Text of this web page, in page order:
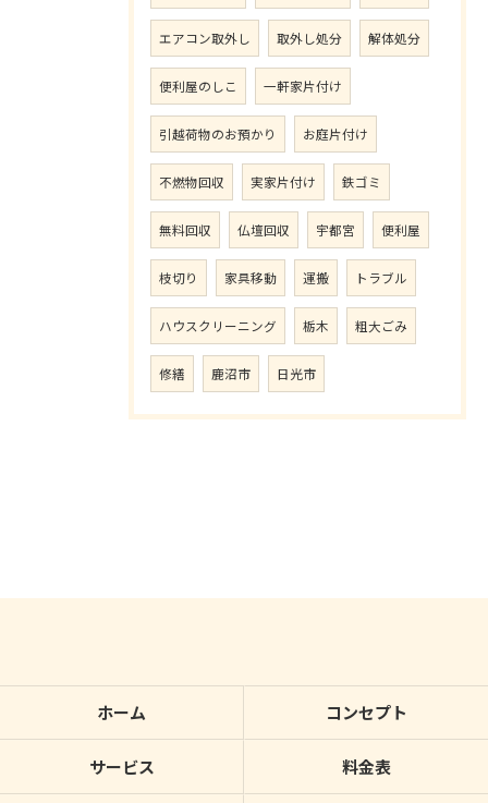
エアコン取外し 取外し処分 解体処分
便利屋のしこ 一軒家片付け
引越荷物のお預かり お庭片付け
不燃物回収 実家片付け 鉄ゴミ
無料回収 仏壇回収 宇都宮 便利屋
枝切り 家具移動 運搬 トラブル
ハウスクリーニング 栃木 粗大ごみ
修繕 鹿沼市 日光市
ホーム コンセプト
サービス 料金表